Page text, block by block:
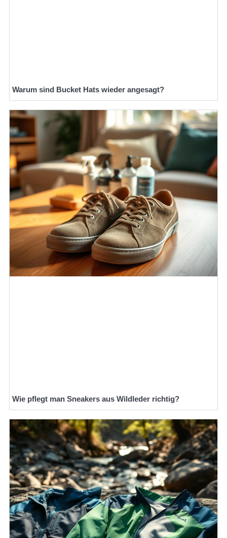
Warum sind Bucket Hats wieder angesagt?
Wie pflegt man Sneakers aus Wildleder richtig?